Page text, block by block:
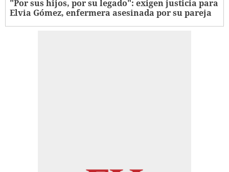
"Por sus hijos, por su legado": exigen justicia para
Elvia Gómez, enfermera asesinada por su pareja